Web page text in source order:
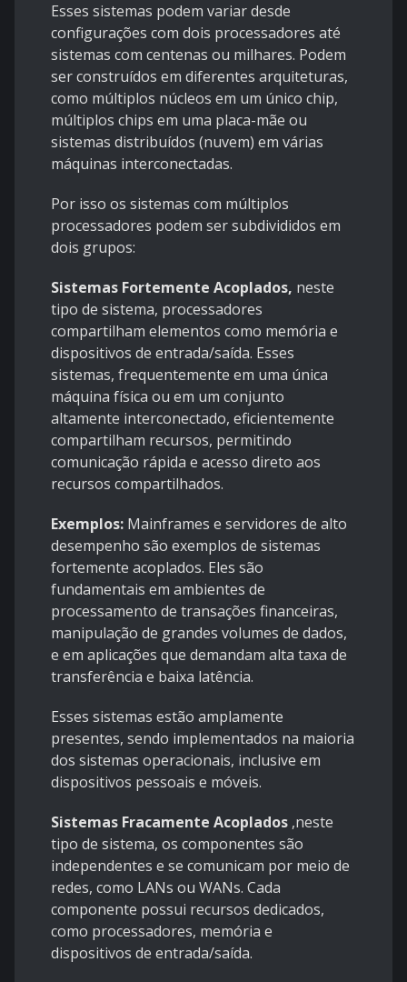
Esses sistemas podem variar desde
configurações com dois processadores até
sistemas com centenas ou milhares. Podem
ser construídos em diferentes arquiteturas,
como múltiplos núcleos em um único chip,
múltiplos chips em uma placa-mãe ou
sistemas distribuídos (nuvem) em várias
máquinas interconectadas.
Por isso os sistemas com múltiplos
processadores podem ser subdivididos em
dois grupos:
Sistemas Fortemente Acoplados, neste
tipo de sistema, processadores
compartilham elementos como memória e
dispositivos de entrada/saída. Esses
sistemas, frequentemente em uma única
máquina física ou em um conjunto
altamente interconectado, eficientemente
compartilham recursos, permitindo
comunicação rápida e acesso direto aos
recursos compartilhados.
Exemplos: Mainframes e servidores de alto
desempenho são exemplos de sistemas
fortemente acoplados. Eles são
fundamentais em ambientes de
processamento de transações financeiras,
manipulação de grandes volumes de dados,
e em aplicações que demandam alta taxa de
transferência e baixa latência.
Esses sistemas estão amplamente
presentes, sendo implementados na maioria
dos sistemas operacionais, inclusive em
dispositivos pessoais e móveis.
Sistemas Fracamente Acoplados ,neste
tipo de sistema, os componentes são
independentes e se comunicam por meio de
redes, como LANs ou WANs. Cada
componente possui recursos dedicados,
como processadores, memória e
dispositivos de entrada/saída.